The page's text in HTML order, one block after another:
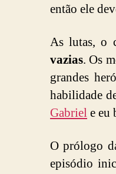
então ele
As lutas, o
vazias. Os
grandes
habilidade
Gabriele eu
O prólogo
episódio